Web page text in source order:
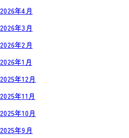
2026年4月
2026年3月
2026年2月
2026年1月
2025年12月
2025年11月
2025年10月
2025年9月